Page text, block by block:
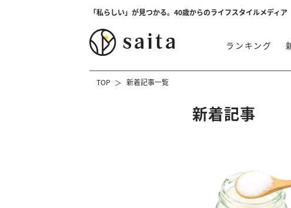
「私らしい」が見つかる。40歳からのライフスタイルメディア
ランキング
TOP 新着記事一覧
新着記事